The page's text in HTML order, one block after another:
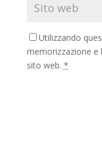
Utilizzando
memorizzazione e
sito web. *